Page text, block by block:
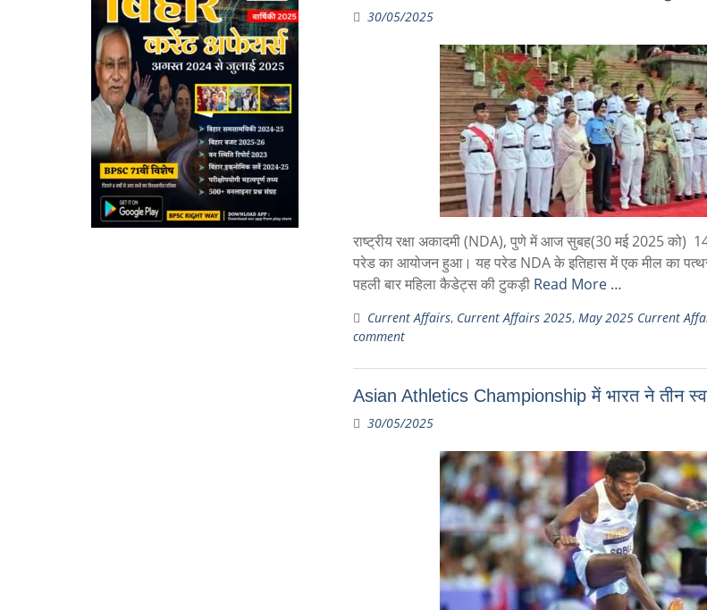
30/05/2025
राष्ट्रीय रक्षा अकादमी (NDA), पुणे में आज सुबह(30 मई 2025 को)
परेड का आयोजन हुआ। यह परेड NDA के इतिहास में एक मील का
पहली बार महिला कैडेट्स की टुकड़ी Read More …
Current Affairs, Current Affairs 2025, May 2025 Current
comment
Asian Athletics Championship में भारत ने तीन
30/05/2025